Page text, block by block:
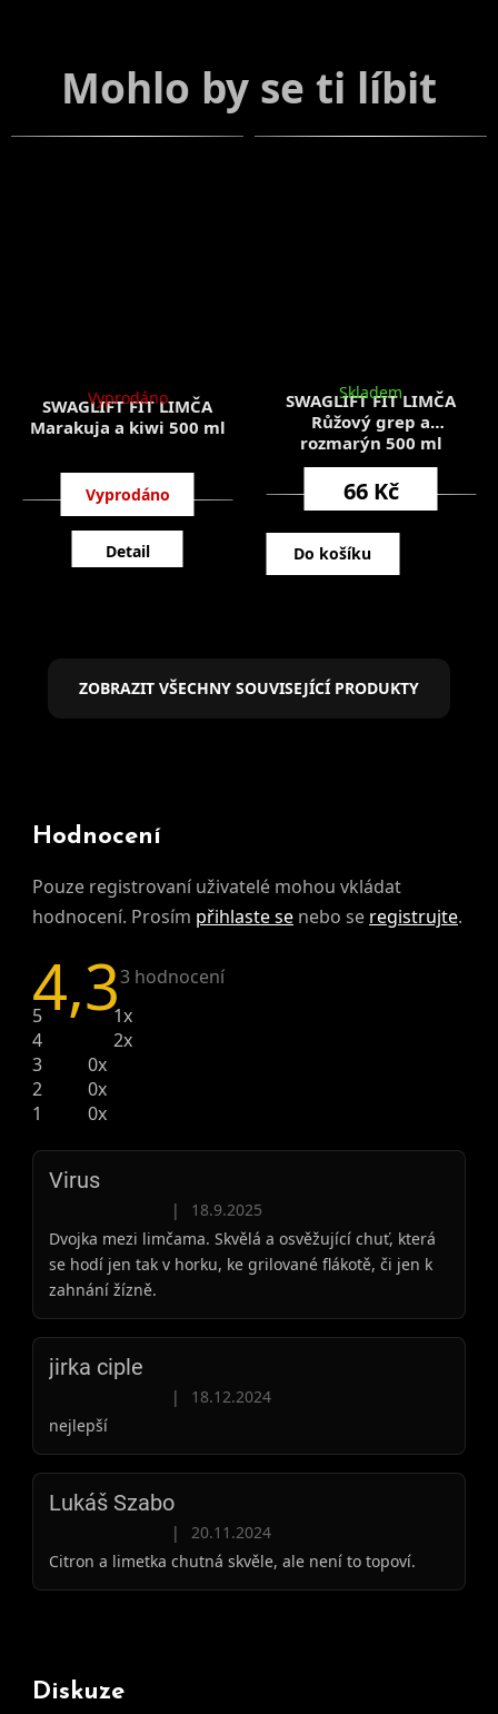
SWAGLIFT FIT LIMČA
Marakuja a kiwi 500 ml
Vyprodáno
66 Kč
Detail
SWAGLIFT FIT LIMČA
Růžový grep a
rozmarýn 500 ml
Skladem
66 Kč
Do košíku
ZOBRAZIT VŠECHNY SOUVISEJÍCÍ PRODUKTY
Hodnocení
Pouze registrovaní uživatelé mohou vkládat
hodnocení. Prosím přihlaste se nebo se registrujte.
4,33 hodnocení
5
1x
4
2x
3
0x
2
0x
1
0x
Virus
Hodnocení produktu je 4 z 5 hvězdiček.
|
18.9.2025
Dvojka mezi limčama. Skvělá a osvěžující chuť, která
se hodí jen tak v horku, ke grilované flákotě, či jen k
zahnání žízně.
jirka ciple
Hodnocení produktu je 5 z 5 hvězdiček.
|
18.12.2024
nejlepší
Lukáš Szabo
Hodnocení produktu je 4 z 5 hvězdiček.
|
20.11.2024
Citron a limetka chutná skvěle, ale není to topoví.
Diskuze